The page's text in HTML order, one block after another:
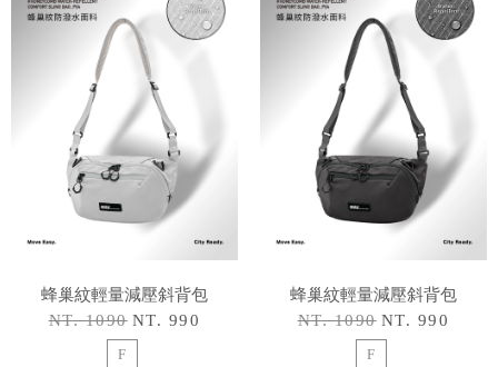
蜂巢紋輕量減壓斜背包
NT. 1090 NT. 990
F
蜂巢紋輕量減壓斜背包
NT. 1090 NT. 990
F